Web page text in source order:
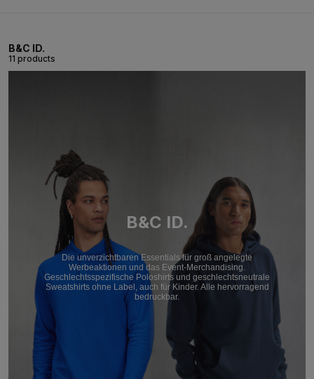
B&C ID.
11 products
B&C ID.
Die unverzichtbaren Essentials für groß angelegte
Werbeaktionen und das Event-Merchandising.
Geschlechtsspezifische Poloshirts und geschlechtsneutrale
Sweatshirts ohne Label, auch für Kinder. Alle hervorragend
bedruckbar.